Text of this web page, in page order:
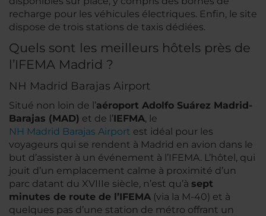
recharge pour les véhicules électriques. Enfin, le site
dispose de trois stations de taxis dédiées.
Quels sont les meilleurs hôtels près de
l’IFEMA Madrid ?
NH Madrid Barajas Airport
Situé non loin de l’aéroport Adolfo Suárez Madrid-
Barajas (MAD) et de l’IEFMA, le
NH Madrid Barajas Airport est idéal pour les
voyageurs qui se rendent à Madrid en avion dans le
but d’assister à un événement à l’IFEMA. L’hôtel, qui
jouit d’un emplacement calme à proximité d’un
parc datant du XVIIIe siècle, n’est qu’à sept
minutes de route de l’IFEMA (via la M-40) et à
quelques pas d’une station de métro offrant un